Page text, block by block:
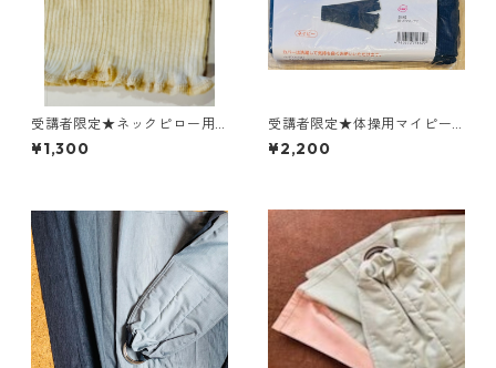
受講者限定★ネックピロー用
腹巻きカバー(きなりのみ) 1
枚から購入可能
¥1,300
受講者限定★体操用マイピー
ロ替えカバー 同梱できれば
送料無料！
¥2,200